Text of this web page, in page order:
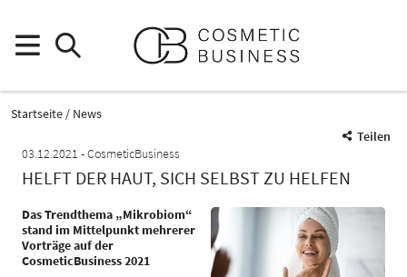
Startseite
News
Teilen
03.12.2021
CosmeticBusiness
HELFT DER HAUT, SICH SELBST ZU HELFEN
Das Trendthema „Mikrobiom“
stand im Mittelpunkt mehrerer
Vorträge auf der
CosmeticBusiness 2021